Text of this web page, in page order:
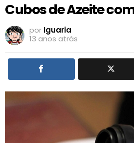
Cubos de Azeite
por Iguaria
13 anos atrás